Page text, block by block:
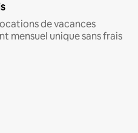
de vacances
mensuel unique sans frais